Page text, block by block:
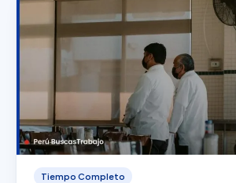
Tiempo Completo